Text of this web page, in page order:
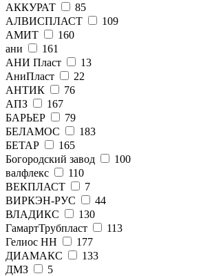
АККУРАТ
85
АЛВИСПЛАСТ
109
АМИТ
160
ани
161
АНИ Пласт
13
АниПласт
22
АНТИК
76
АПЗ
167
БАРЬЕР
79
БЕЛАМОС
183
БЕТАР
165
Богородский завод
100
валфлекс
110
ВЕКПЛАСТ
7
ВИРКЭН-РУС
44
ВЛАДИКС
130
ГамартТрубпласт
113
Гелиос НН
177
ДИАМАКС
133
ДМЗ
5